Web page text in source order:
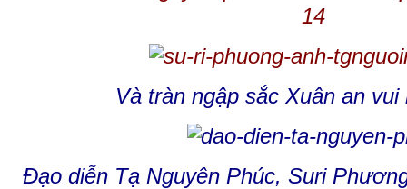
Và tràn ngập sắc Xuân an vui
Đạo diễn Tạ Nguyên Phúc, Suri